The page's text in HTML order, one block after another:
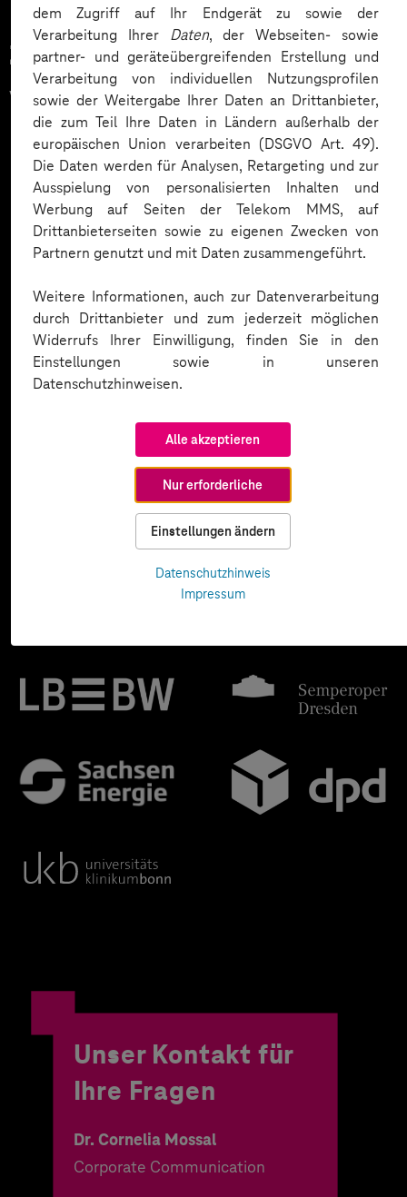
dem Zugriff auf Ihr Endgerät zu sowie der
Verarbeitung Ihrer Daten, der Webseiten- sowie
partner- und geräteübergreifenden Erstellung und
Verarbeitung von individuellen Nutzungsprofilen
sowie der Weitergabe Ihrer Daten an Drittanbieter,
die zum Teil Ihre Daten in Ländern außerhalb der
europäischen Union verarbeiten (DSGVO Art. 49).
Die Daten werden für Analysen, Retargeting und zur
Ausspielung von personalisierten Inhalten und
Werbung auf Seiten der Telekom MMS, auf
Drittanbieterseiten sowie zu eigenen Zwecken von
Partnern genutzt und mit Daten zusammengeführt.
Weitere Informationen, auch zur Datenverarbeitung
durch Drittanbieter und zum jederzeit möglichen
Widerrufs Ihrer Einwilligung, finden Sie in den
Einstellungen sowie in unseren
Datenschutzhinweisen.
Alle akzeptieren
Nur erforderliche
Einstellungen ändern
Datenschutzhinweis
Impressum
Zahlreiche Unternehmen
vertrauen auf unsere
Expertise. Hier eine Auswahl:
Unser Kontakt für
Ihre Fragen
Dr. Cornelia Mossal
Corporate Communication